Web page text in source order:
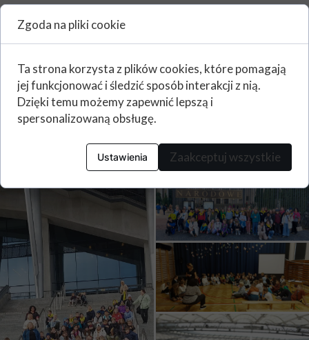
Zgoda na pliki cookie
Ta strona korzysta z plików cookies, które pomagają
jej funkcjonować i śledzić sposób interakcji z nią.
Dzięki temu możemy zapewnić lepszą i
spersonalizowaną obsługę.
Ustawienia Zaakceptuj wszystkie